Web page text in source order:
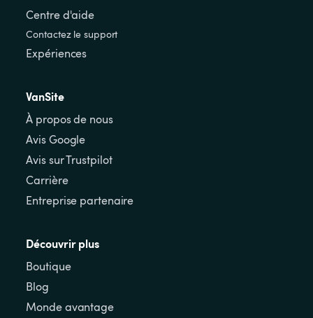
Centre d'aide
Contactez le support
Expériences
VanSite
À propos de nous
Avis Google
Avis sur Trustpilot
Carrière
Entreprise partenaire
Découvrir plus
Boutique
Blog
Monde avantage